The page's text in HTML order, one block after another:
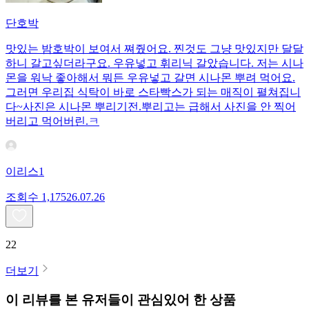
단호박
맛있는 밤호박이 보여서 쪄줬어요. 찐것도 그냥 맛있지만 달달
하니 갈고싶더라구요. 우유넣고 휘리닉 갈았습니다. 저는 시나
몬을 워낙 좋아해서 뭐든 우유넣고 갈면 시나몬 뿌려 먹어요.
그러면 우리집 식탁이 바로 스타빡스가 되는 매직이 펼쳐집니
다~사진은 시나몬 뿌리기전.뿌리고는 급해서 사진을 안 찍어
버리고 먹어버린.ㅋ
이리스1
조회수 1,17526.07.26
22
더보기
이 리뷰를 본 유저들이 관심있어 한 상품